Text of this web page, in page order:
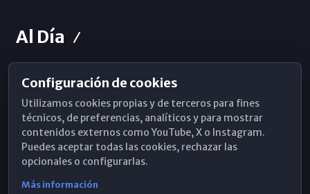
Al Día
Horarios de Misa
Hemeroteca
WhatsApp
Configuración de cookies
Utilizamos cookies propias y de terceros para fines
técnicos, de preferencias, analíticos y para mostrar
contenidos externos como YouTube, X o Instagram.
Puedes aceptar todas las cookies, rechazar las
opcionales o configurarlas.
Más información